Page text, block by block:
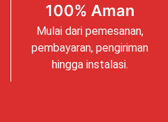
100% Aman
Mulai dari pemesanan,
pembayaran, pengiriman
hingga instalasi.